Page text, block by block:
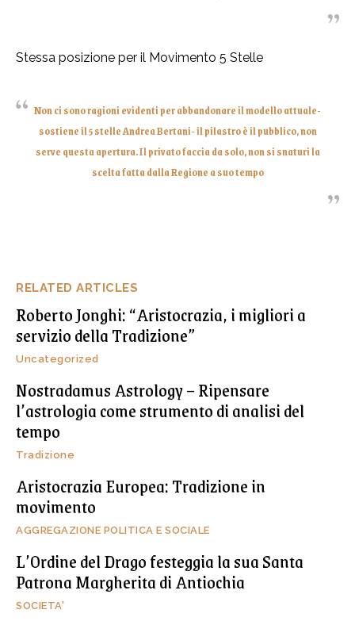
RELATED ARTICLES
Roberto Jonghi: “Aristocrazia, i migliori a
servizio della Tradizione”
Uncategorized
Nostradamus Astrology – Ripensare
l’astrologia come strumento di analisi del
tempo
Tradizione
Aristocrazia Europea: Tradizione in
movimento
AGGREGAZIONE POLITICA E SOCIALE
L’Ordine del Drago festeggia la sua Santa
Patrona Margherita di Antiochia
SOCIETA'
Stessa posizione per il Movimento 5 Stelle
Non ci sono ragioni evidenti per abbandonare il modello attuale-
sostiene il 5 stelle Andrea Bertani- il pilastro è il pubblico, non
serve questa apertura. Il privato faccia da solo, non si snaturi la
scelta fatta dalla Regione a suo tempo